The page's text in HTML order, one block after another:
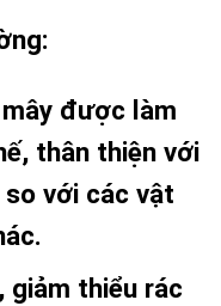
:
được làm
thân thiện với
với các vật
giảm thiểu rác